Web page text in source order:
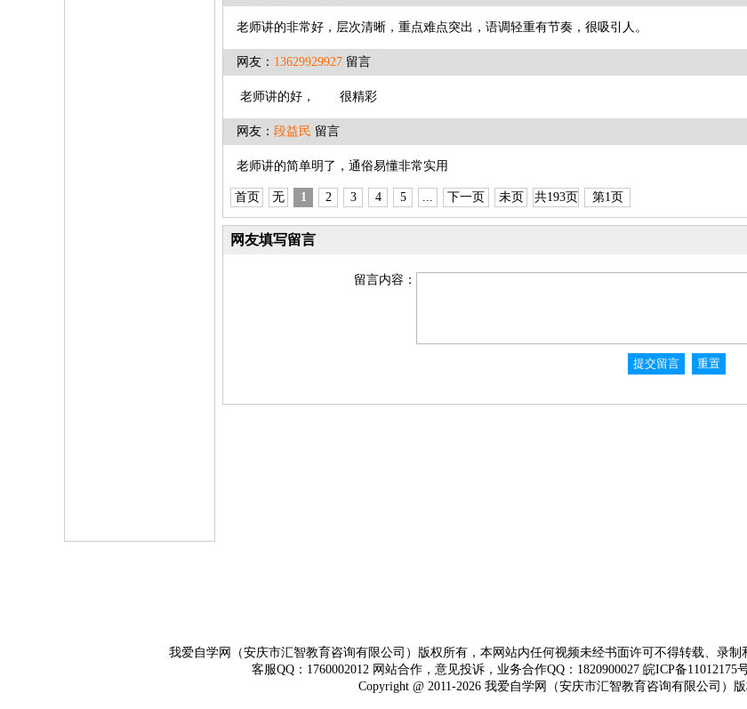
老师讲的非常好，层次清晰，重点难点突出，语调轻重有节奏，很吸引人。
网友： 13629929927 留言
老师讲的好， 很精彩
网友： 段益民 留言
老师讲的简单明了，通俗易懂非常实用
首页 无 1 2 3 4 5 ... 下一页 未页 共193页 第1页
网友填写留言
留言内容：
我爱自学网（安庆市汇智教育咨询有限公司）版权所有，本网站内任何视频未经书面许可不得转载、录
客服QQ：1760002012 网站合作，意见投诉，业务合作QQ：1820900027 皖ICP备11012175
Copyright @ 2011-2026 我爱自学网（安庆市汇智教育咨询有限公司）